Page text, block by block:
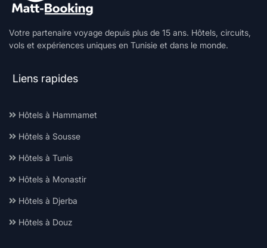
Votre partenaire voyage depuis plus de 15 ans. Hôtels, circuits,
vols et expériences uniques en Tunisie et dans le monde.
Liens rapides
Hôtels à Hammamet
Hôtels à Sousse
Hôtels à Tunis
Hôtels à Monastir
Hôtels à Djerba
Hôtels à Douz